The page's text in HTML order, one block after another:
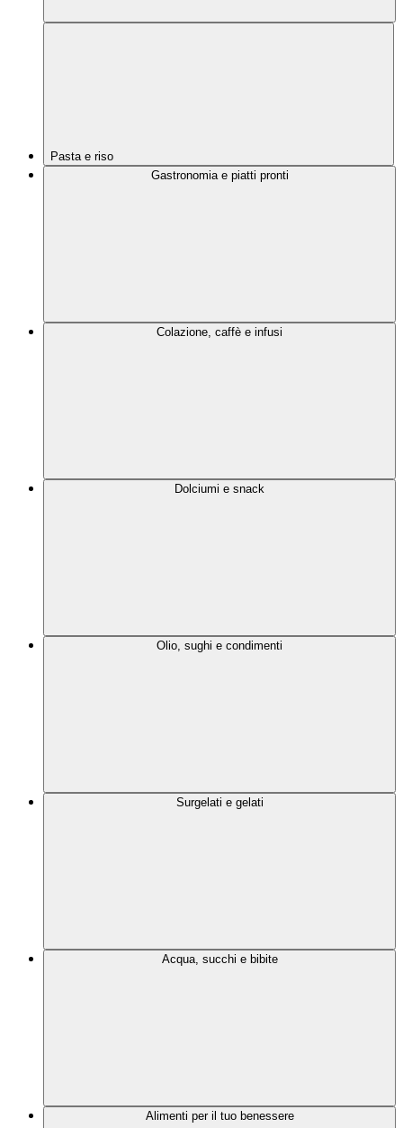
Pasta e riso
Gastronomia e piatti pronti
Colazione, caffè e infusi
Dolciumi e snack
Olio, sughi e condimenti
Surgelati e gelati
Acqua, succhi e bibite
Alimenti per il tuo benessere